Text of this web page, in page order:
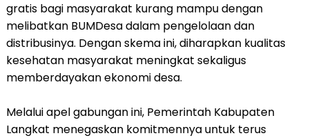
gratis bagi masyarakat kurang mampu dengan
melibatkan BUMDesa dalam pengelolaan dan
distribusinya. Dengan skema ini, diharapkan kualitas
kesehatan masyarakat meningkat sekaligus
memberdayakan ekonomi desa.
Melalui apel gabungan ini, Pemerintah Kabupaten
Langkat menegaskan komitmennya untuk terus